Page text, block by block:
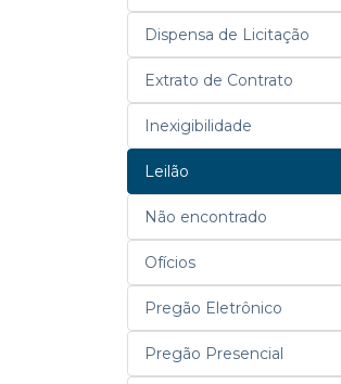
Dispensa de Licitação
Extrato de Contrato
Inexigibilidade
Leilão
Não encontrado
Ofícios
Pregão Eletrônico
Pregão Presencial